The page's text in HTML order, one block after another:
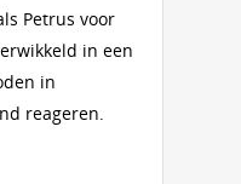
Petrus voor
in een
in
reageren.